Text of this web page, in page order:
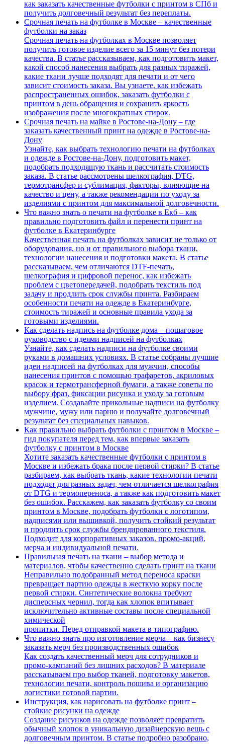
как заказать качественные футболки с принтом в СПб и
получить долговечный результат без переплаты.
Срочная печать на футболке в Москве – качественные
футболки на заказ
Срочная печать на футболках в Москве позволяет
получить готовое изделие всего за 15 минут без потери
качества. В статье рассказываем, как подготовить макет,
какой способ нанесения выбрать для разных тиражей,
какие ткани лучше подходят для печати и от чего
зависит стоимость заказа. Вы узнаете, как избежать
распространенных ошибок, заказать футболки с
принтом в день обращения и сохранить яркость
изображения после многократных стирок.
Срочная печать на майке в Ростове-на-Дону – где
заказать качественный принт на одежде в Ростове-на-
Дону
Узнайте, как выбрать технологию печати на футболках
и одежде в Ростове-на-Дону, подготовить макет,
подобрать подходящую ткань и рассчитать стоимость
заказа. В статье рассмотрены шелкография, DTG,
термотрансфер и сублимация, факторы, влияющие на
качество и цену, а также рекомендации по уходу за
изделиями с принтом для максимальной долговечности.
Что важно знать о печати на футболке в Екб – как
правильно подготовить файл и перенести принт на
футболке в Екатеринбурге
Качественная печать на футболках зависит не только от
оборудования, но и от правильного выбора ткани,
технологии нанесения и подготовки макета. В статье
рассказываем, чем отличаются DTF-печать,
шелкография и цифровой перенос, как избежать
проблем с цветопередачей, подобрать текстиль под
задачу и продлить срок службы принта. Разбираем
особенности печати на одежде в Екатеринбурге,
стоимость тиражей и основные правила ухода за
готовыми изделиями.
Как сделать надпись на футболке дома – пошаговое
руководство с идеями надписей на футболках
Узнайте, как сделать надписи на футболке своими
руками в домашних условиях. В статье собраны лучшие
идеи надписей на футболках для мужчин, способы
нанесения принтов с помощью трафаретов, акриловых
красок и термотрансферной бумаги, а также советы по
выбору фраз, фиксации рисунка и уходу за готовым
изделием. Создавайте прикольные надписи на футболку
мужчине, мужу или парню и получайте долговечный
результат без специальных навыков.
Как правильно выбрать футболки с принтом в Москве –
гид покупателя перед тем, как впервые заказать
футболку с принтом в Москве
Хотите заказать качественные футболки с принтом в
Москве и избежать брака после первой стирки? В статье
разбираем, как выбрать ткань, какие технологии печати
подходят для разных задач, чем отличается шелкография
от DTG и термопереноса, а также как подготовить макет
без ошибок. Расскажем, как заказать футболку со своим
принтом в Москве, подобрать футболки с логотипом,
надписями или вышивкой, получить стойкий результат
и продлить срок службы брендированного текстиля.
Подходит для корпоративных заказов, промо-акций,
мерча и индивидуальной печати.
Правильная печать на ткани – выбор метода и
материалов, чтобы качественно сделать принт на ткани
Неправильно подобранный метод переноса краски
превращает партию одежды в жесткую корку после
первой стирки. Синтетические волокна требуют
дисперсных чернил, тогда как хлопок впитывает
исключительно активные составы после специальной
химической
пропитки. Перед отправкой макета в типографию.
Что важно знать про изготовление мерча – как бизнесу
заказать мерч без производственных ошибок
Как создать качественный мерч для сотрудников и
промо-кампаний без лишних расходов? В материале
рассказываем про выбор тканей, подготовку макетов,
технологии печати, контроль пошива и организацию
логистики готовой партии.
Инструкция, как нарисовать на футболке принт –
стойкие рисунки на одежде
Создание рисунков на одежде позволяет превратить
обычный хлопок в уникальную дизайнерскую вещь с
долговечным принтом. В статье подробно разобрано,